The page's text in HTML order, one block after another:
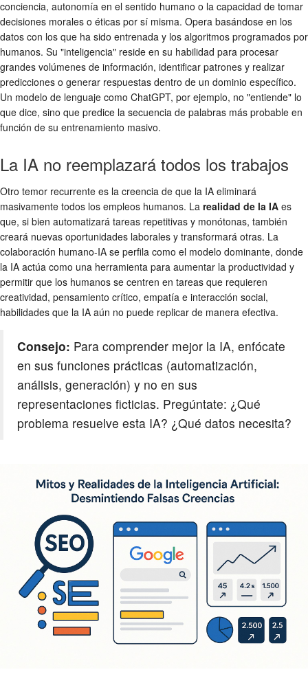
conciencia, autonomía en el sentido humano o la capacidad de tomar
decisiones morales o éticas por sí misma. Opera basándose en los
datos con los que ha sido entrenada y los algoritmos programados por
humanos. Su "inteligencia" reside en su habilidad para procesar
grandes volúmenes de información, identificar patrones y realizar
predicciones o generar respuestas dentro de un dominio específico.
Un modelo de lenguaje como ChatGPT, por ejemplo, no "entiende" lo
que dice, sino que predice la secuencia de palabras más probable en
función de su entrenamiento masivo.
La IA no reemplazará todos los trabajos
Otro temor recurrente es la creencia de que la IA eliminará
masivamente todos los empleos humanos. La realidad de la IA es
que, si bien automatizará tareas repetitivas y monótonas, también
creará nuevas oportunidades laborales y transformará otras. La
colaboración humano-IA se perfila como el modelo dominante, donde
la IA actúa como una herramienta para aumentar la productividad y
permitir que los humanos se centren en tareas que requieren
creatividad, pensamiento crítico, empatía e interacción social,
habilidades que la IA aún no puede replicar de manera efectiva.
Consejo: Para comprender mejor la IA, enfócate
en sus funciones prácticas (automatización,
análisis, generación) y no en sus
representaciones ficticias. Pregúntate: ¿Qué
problema resuelve esta IA? ¿Qué datos necesita?